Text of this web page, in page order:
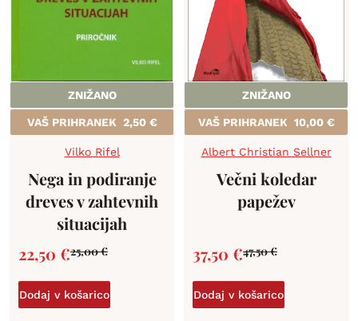
ZNIŽANO
VAŠ PRIHRANEK 2,50 €
Vilko Rifel
Nega in podiranje
dreves v zahtevnih
situacijah
25,00€
22,50 €
Dodaj v košarico
ZNIŽANO
VAŠ PRIHRANEK 10,00 €
Albert Christian Sellner
Večni koledar
papežev
47,50€
37,50 €
Dodaj v košarico